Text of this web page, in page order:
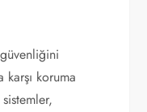
karşı koruma